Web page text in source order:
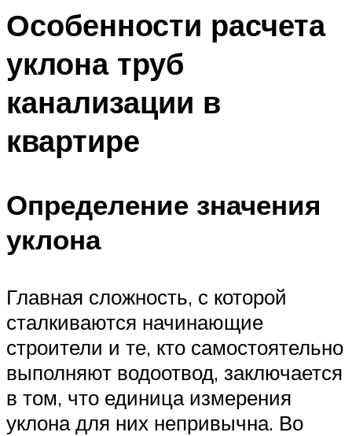
Особенности расчета
уклона труб
канализации в
квартире
Определение значения
уклона
Главная сложность, с которой
сталкиваются начинающие
строители и те, кто самостоятельно
выполняют водоотвод, заключается
в том, что единица измерения
уклона для них непривычна. Во